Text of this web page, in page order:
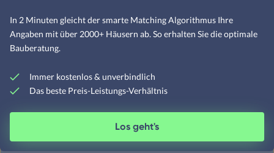
Betonhäuser
Fachwerkhäuser
In 2 Minuten gleicht der smarte Matching Algorithmus Ihre
Angaben mit über 2000+ Häusern ab. So erhalten Sie die optimale
Bauberatung.
Immer kostenlos & unverbindlich
Das beste Preis-Leistungs-Verhältnis
Los geht's